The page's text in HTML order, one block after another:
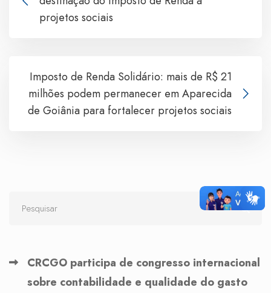
projetos sociais
Imposto de Renda Solidário: mais de R$ 21
milhões podem permanecer em Aparecida
de Goiânia para fortalecer projetos sociais
CRCGO participa de congresso internacional
sobre contabilidade e qualidade do gasto